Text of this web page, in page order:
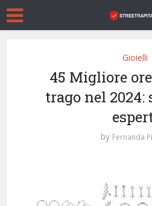
Gioielli
45 Migliore
trago nel 2024:
by Fernanda